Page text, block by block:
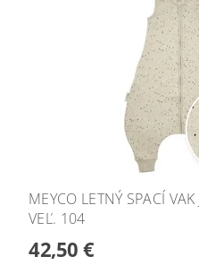
MEYCO LETNÝ SPACÍ
VEĽ. 104
42,50 €